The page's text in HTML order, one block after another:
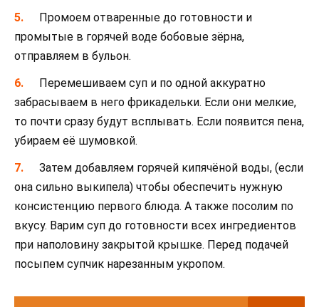
Промоем отваренные до готовности и
промытые в горячей воде бобовые зёрна,
отправляем в бульон.
Перемешиваем суп и по одной аккуратно
забрасываем в него фрикадельки. Если они мелкие,
то почти сразу будут всплывать. Если появится пена,
убираем её шумовкой.
Затем добавляем горячей кипячёной воды, (если
она сильно выкипела) чтобы обеспечить нужную
консистенцию первого блюда. А также посолим по
вкусу. Варим суп до готовности всех ингредиентов
при наполовину закрытой крышке. Перед подачей
посыпем супчик нарезанным укропом.